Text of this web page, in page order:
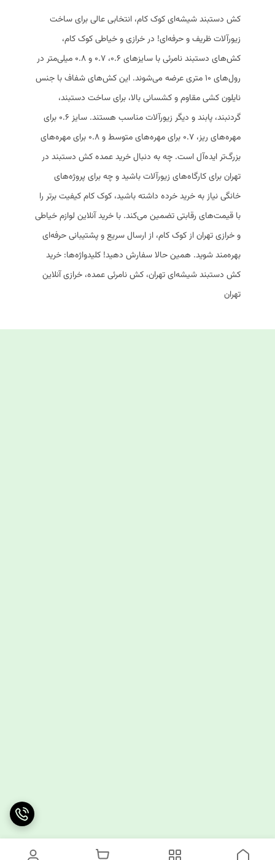
کش دستبند شیشه‌ای کوک کام، انتخابی عالی برای ساخت
زیورآلات ظریف و حرفه‌ای! در خرازی و خیاطی کوک کام،
کش‌های دستبند نامرئی با سایزهای ۰.۶، ۰.۷ و ۰.۸ میلی‌متر در
رول‌های ۱۰ متری عرضه می‌شوند. این کش‌های شفاف با جنس
نایلون کشی مقاوم و کشسانی بالا، برای ساخت دستبند،
گردنبند، پابند و دیگر زیورآلات مناسب هستند. سایز ۰.۶ برای
مهره‌های ریز، ۰.۷ برای مهره‌های متوسط و ۰.۸ برای مهره‌های
بزرگ‌تر ایده‌آل است. چه به دنبال خرید عمده کش دستبند در
تهران برای کارگاه‌های زیورآلات باشید و چه برای پروژه‌های
خانگی نیاز به خرید خرده داشته باشید، کوک کام کیفیت برتر را
با قیمت‌های رقابتی تضمین می‌کند. با خرید آنلاین لوازم خیاطی
و خرازی تهران از کوک کام، از ارسال سریع و پشتیبانی حرفه‌ای
بهره‌مند شوید. همین حالا سفارش دهید! کلیدواژه‌ها: خرید
کش دستبند شیشه‌ای تهران، کش نامرئی عمده، خرازی آنلاین
تهران